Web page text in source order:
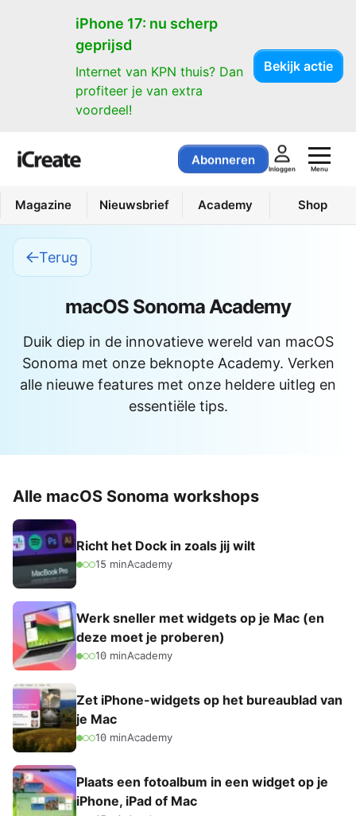
iPhone 17: nu scherp
geprijsd
Internet van KPN thuis? Dan
profiteer je van extra
voordeel!
Bekijk actie
Abonneren
Inloggen Menu
Magazine Nieuwsbrief Academy Shop
Terug
macOS Sonoma Academy
Duik diep in de innovatieve wereld van macOS
Sonoma met onze beknopte Academy. Verken
alle nieuwe features met onze heldere uitleg en
essentiële tips.
Alle macOS Sonoma workshops
Richt het Dock in zoals jij wilt
15 minAcademy
Werk sneller met widgets op je Mac (en
deze moet je proberen)
10 minAcademy
Zet iPhone-widgets op het bureaublad van
je Mac
10 minAcademy
Plaats een fotoalbum in een widget op je
iPhone, iPad of Mac